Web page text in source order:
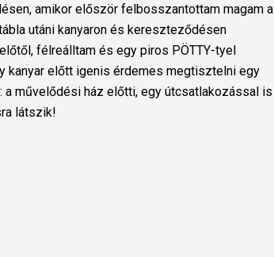
amikor először felbosszantottam magam a
utáni kanyaron és kereszteződésen
félreálltam és egy piros PÖTTY-tyel
kanyar előtt igenis érdemes megtisztelni egy
művelődési ház előtti, egy útcsatlakozással is
látszik!